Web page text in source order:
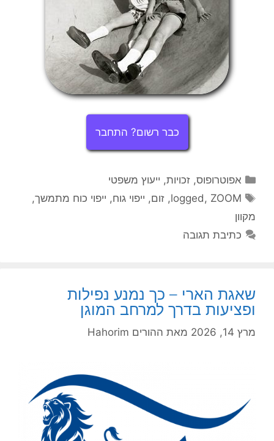
כבר רשום? התחבר
קטגוריות
אפוטרופוס,זכויות, ייעוץ משפטי
תגיות
logged, ZOOM
,זום, ייפוי גוח, ייפוי כוח מתמשך,
מקוון
כתיבת תגובה
שאגת הארי – כך נמנע נפילות
ופציעות בדרך למרחב המוגן
מרץ 14, 2026 מאת ההורים Hahorim